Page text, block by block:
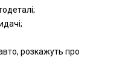
розкажуть про